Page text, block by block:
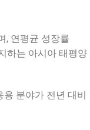
, 연평균 성장률
하는 아시아 태평양
용 분야가 전년 대비